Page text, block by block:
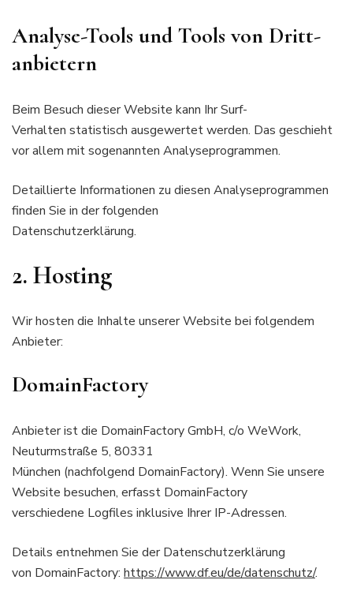
Analyse-Tools und Tools von Dritt­
anbietern
Beim Besuch dieser Website kann Ihr Surf-
Verhalten statistisch ausgewertet werden. Das geschieht
vor allem mit sogenannten Analyseprogrammen.
Detaillierte Informationen zu diesen Analyseprogrammen
finden Sie in der folgenden
Datenschutzerklärung.
2. Hosting
Wir hosten die Inhalte unserer Website bei folgendem
Anbieter:
DomainFactory
Anbieter ist die DomainFactory GmbH, c/o WeWork,
Neuturmstraße 5, 80331
München (nachfolgend DomainFactory). Wenn Sie unsere
Website besuchen, erfasst DomainFactory
verschiedene Logfiles inklusive Ihrer IP-Adressen.
Details entnehmen Sie der Datenschutzerklärung
von DomainFactory: https://www.df.eu/de/datenschutz/.